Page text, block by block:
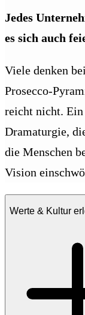
Jedes
es sich auch
Viele denken
Prosecco-
reicht nicht.
Dramaturgie,
die Menschen
Vision
Werte & Kultur